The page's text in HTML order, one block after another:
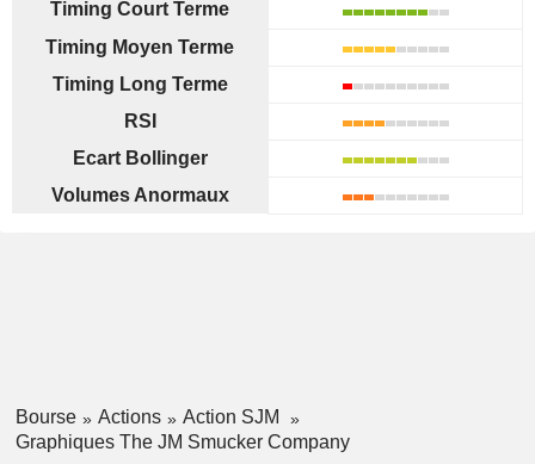
Timing Court Terme
Timing Moyen Terme
Timing Long Terme
RSI
Ecart Bollinger
Volumes Anormaux
Bourse Actions
Action SJM
Graphiques The JM Smucker Company